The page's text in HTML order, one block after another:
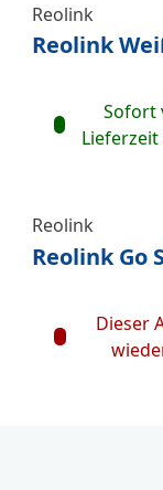
Reolink
Reolink
Sofort
Lieferzeit
Reolink
Reolink Go
Dieser